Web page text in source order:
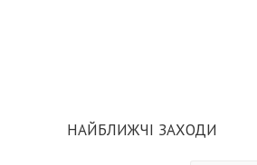
НАЙБЛИЖЧІ ЗАХОДИ